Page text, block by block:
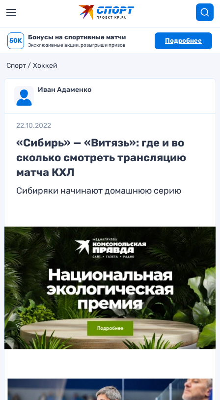
50K Бонусы на спортивные матчи
Эксклюзивные акции, розыгрыши призов
Подробнее
Спорт Хоккей
Иван Адаменко
22.10.2022
«Сибирь» — «Витязь»: где и во
сколько смотреть трансляцию
матча КХЛ
Сибиряки начинают домашнюю серию